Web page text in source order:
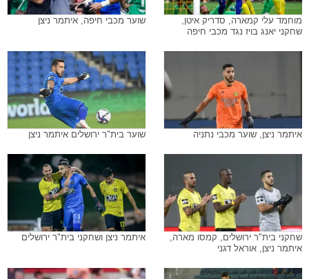
מוחמד עלי קמארה, סדריק איטן,
שחקני יאנג בויז נגד מכבי חיפה
שוער מכבי חיפה, איתמר ניצן
איתמר ניצן, שוער מכבי נתניה שוער בית"ר ירושלים איתמר ניצן
שחקני בית"ר ירושלים, קמסו מארה,
איתמר ניצן, אוראל דגני
איתמר ניצן ושחקני בית"ר ירושלים